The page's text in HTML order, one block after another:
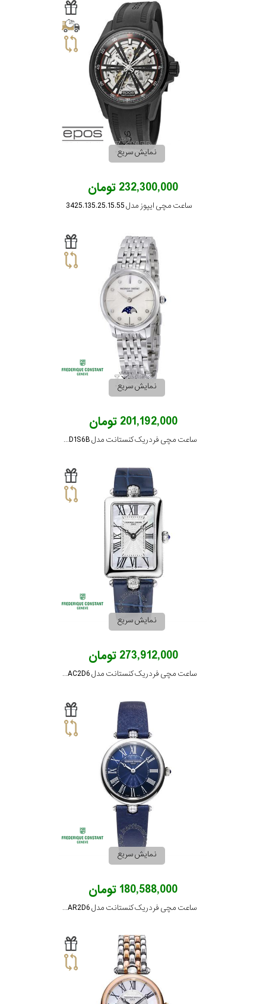
نمایش سریع
232,300,000 تومان
ساعت مچی ایپوز مدل 3425.135.25.15.55
نمایش سریع
201,192,000 تومان
ساعت مچی فردریک کنستانت مدل FC-206MPWD1S6B
نمایش سریع
273,912,000 تومان
ساعت مچی فردریک کنستانت مدل FC-200MPW2AC2D6
نمایش سریع
180,588,000 تومان
ساعت مچی فردریک کنستانت مدل FC-200MPN2AR2D6